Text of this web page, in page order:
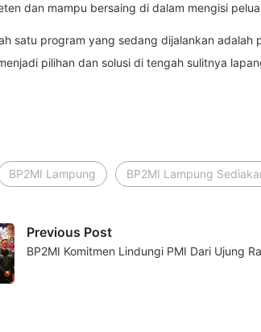
dan mampu bersaing di dalam mengisi
satu program yang sedang dijalankan
pilihan dan solusi di tengah sulitnya
BP2MI Lampung BP2MI Lampung
Previous Post
BP2MI Komitmen Lindungi PMI Dari Ujung